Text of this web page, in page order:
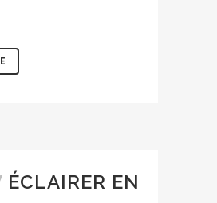
ÉCLAIRER EN